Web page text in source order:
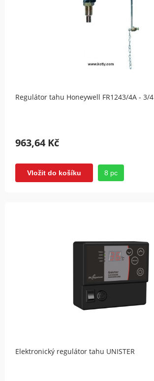
Regulátor tahu Honeywell FR1243/4A - 3/4
963,64 Kč
Vložit do košíku 8 pc
Elektronický regulátor tahu UNISTER